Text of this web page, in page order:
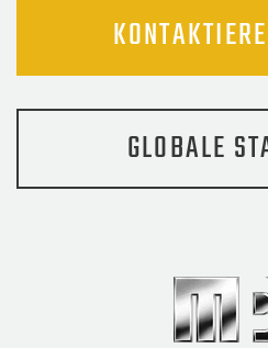
GLOBALE